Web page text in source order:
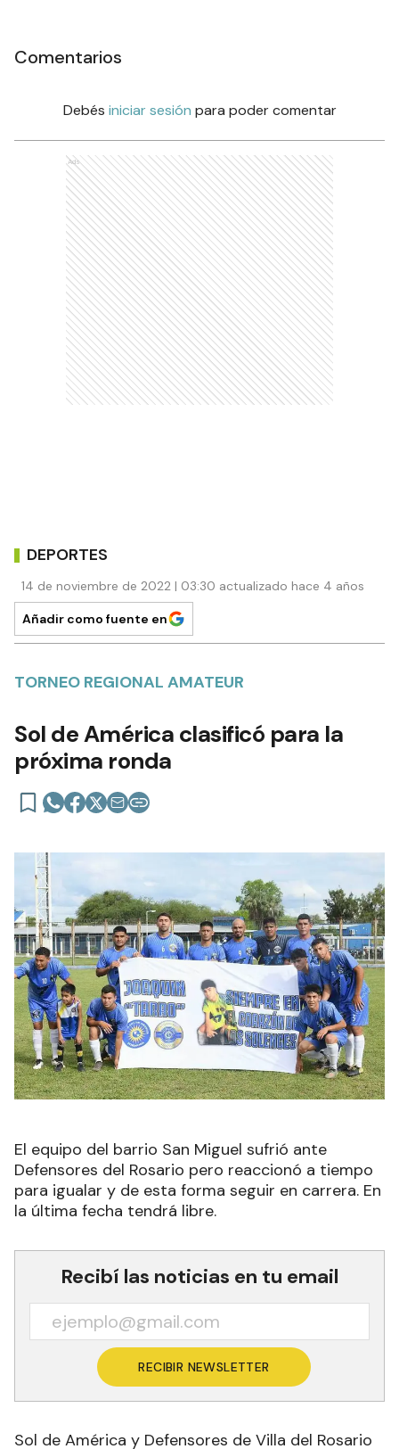
Comentarios
Debés iniciar sesión para poder comentar
Ads
DEPORTES
14 de noviembre de 2022 | 03:30 actualizado hace 4 años
Añadir como fuente en
TORNEO REGIONAL AMATEUR
Sol de América clasificó para la
próxima ronda
El equipo del barrio San Miguel sufrió ante
Defensores del Rosario pero reaccionó a tiempo
para igualar y de esta forma seguir en carrera. En
la última fecha tendrá libre.
Recibí las noticias en tu email
RECIBIR NEWSLETTER
Sol de América y Defensores de Villa del Rosario